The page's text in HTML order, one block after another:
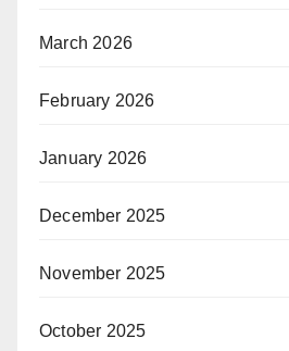
March 2026
February 2026
January 2026
December 2025
November 2025
October 2025